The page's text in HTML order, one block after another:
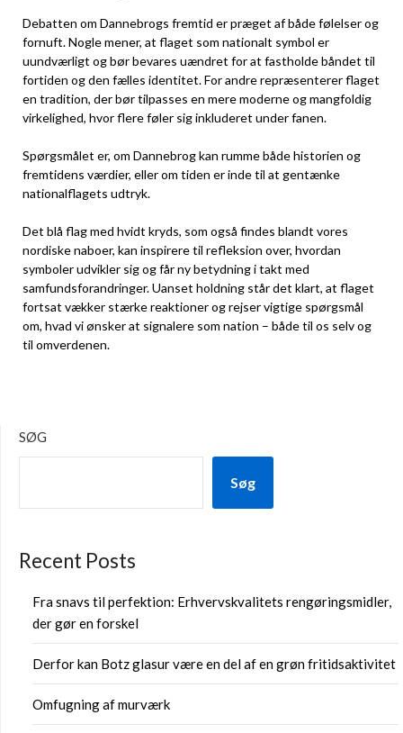
Debatten om Dannebrogs fremtid er præget af både følelser og
fornuft. Nogle mener, at flaget som nationalt symbol er
uundværligt og bør bevares uændret for at fastholde båndet til
fortiden og den fælles identitet. For andre repræsenterer flaget
en tradition, der bør tilpasses en mere moderne og mangfoldig
virkelighed, hvor flere føler sig inkluderet under fanen.
Spørgsmålet er, om Dannebrog kan rumme både historien og
fremtidens værdier, eller om tiden er inde til at gentænke
nationalflagets udtryk.
Det blå flag med hvidt kryds, som også findes blandt vores
nordiske naboer, kan inspirere til refleksion over, hvordan
symboler udvikler sig og får ny betydning i takt med
samfundsforandringer. Uanset holdning står det klart, at flaget
fortsat vækker stærke reaktioner og rejser vigtige spørgsmål
om, hvad vi ønsker at signalere som nation – både til os selv og
til omverdenen.
SØG
Søg
Recent Posts
Fra snavs til perfektion: Erhvervskvalitets rengøringsmidler,
der gør en forskel
Derfor kan Botz glasur være en del af en grøn fritidsaktivitet
Omfugning af murværk